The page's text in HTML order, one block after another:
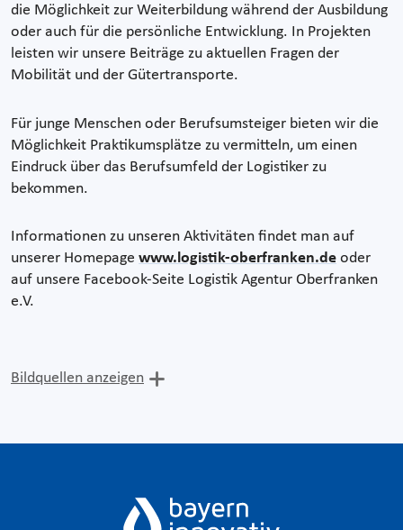
die Möglichkeit zur Weiterbildung während der Ausbildung
oder auch für die persönliche Entwicklung. In Projekten
leisten wir unsere Beiträge zu aktuellen Fragen der
Mobilität und der Gütertransporte.
Für junge Menschen oder Berufsumsteiger bieten wir die
Möglichkeit Praktikumsplätze zu vermitteln, um einen
Eindruck über das Berufsumfeld der Logistiker zu
bekommen.
Informationen zu unseren Aktivitäten findet man auf
unserer Homepage www.logistik-oberfranken.de oder
auf unsere Facebook-Seite Logistik Agentur Oberfranken
e.V.
Bildquellen anzeigen